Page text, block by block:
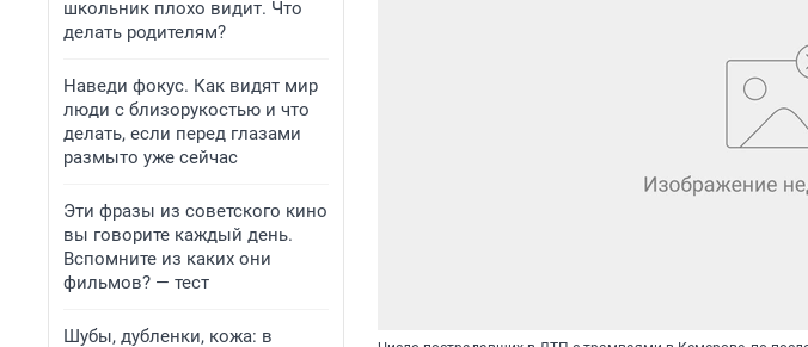
школьник плохо видит. Что
делать родителям?
Наведи фокус. Как видят мир
люди с близорукостью и что
делать, если перед глазами
размыто уже сейчас
Эти фразы из советского кино
вы говорите каждый день.
Вспомните из каких они
фильмов? — тест
Шубы, дубленки, кожа: в